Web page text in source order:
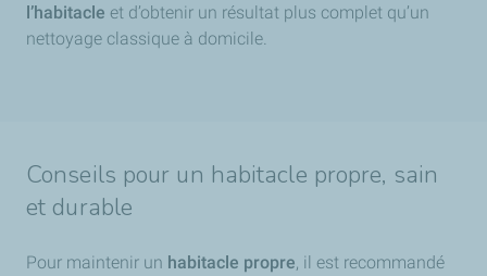
l’habitacle et d’obtenir un résultat plus complet qu’un
nettoyage classique à domicile.
Conseils pour un habitacle propre, sain
et durable
Pour maintenir un habitacle propre, il est recommandé